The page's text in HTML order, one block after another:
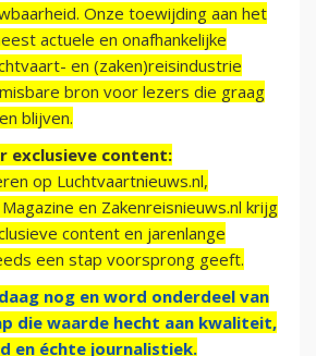
Onze toewijding aan het
actuele en onafhankelijke
en (zaken)reisindustrie
bron voor lezers die graag
blijven.
exclusieve content:
op Luchtvaartnieuws.nl,
en Zakenreisnieuws.nl krijg
content en jarenlange
een stap voorsprong geeft.
nog en word onderdeel van
die waarde hecht aan kwaliteit,
en échte journalistiek.